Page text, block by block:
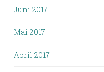
Juni 2017
Mai 2017
April 2017